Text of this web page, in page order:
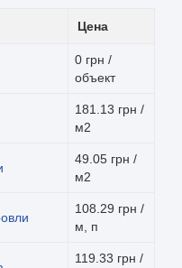
Цена
0 грн /
объект
181.13 грн /
м2
49.05 грн /
м2
108.29 грн /
м, п
119.33 грн /